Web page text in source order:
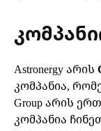
Astronergy არის
კომპანია,
Group არის
კომპანია